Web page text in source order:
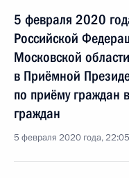
5 февраля 2020
Российской
Московской
в Приёмной
по приёму граждан
граждан
5 февраля 2020 года, 22:05